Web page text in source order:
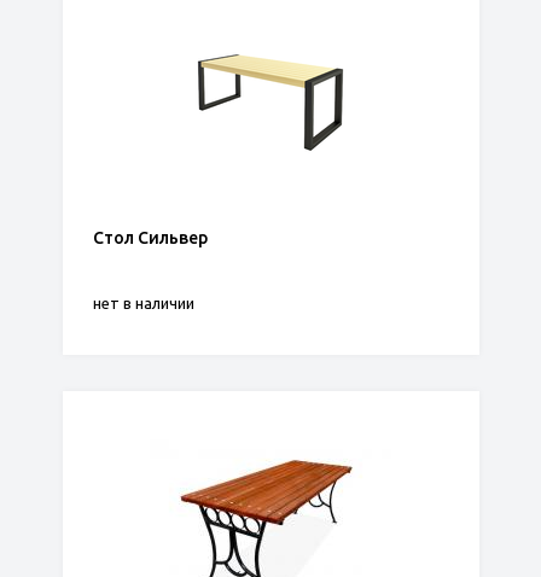
Стол Сильвер
нет в наличии